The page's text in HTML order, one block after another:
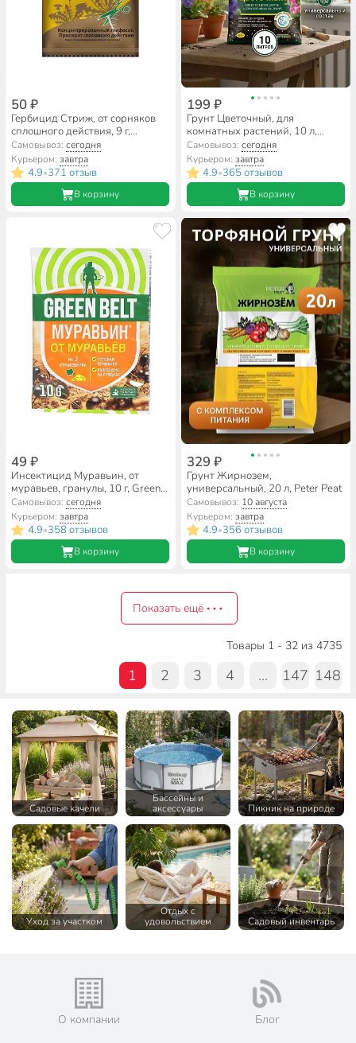
50 ₽
Гербицид Стриж, от сорняков
сплошного действия, 9 г,
Зеленая аптека Садовода
Самовывоз:сегодня
Курьером:завтра
4.9•371 отзыв
В корзину
199 ₽
Грунт Цветочный, для
комнатных растений, 10 л,
Фаско
Самовывоз: сегодня
Курьером: завтра
4.9•365 отзывов
В корзину
49 ₽
Инсектицид Муравьин, от
муравьев, гранулы, 10 г, Green
Belt
Самовывоз:сегодня
Курьером:завтра
4.9•358 отзывов
В корзину
329 ₽
Грунт Жирнозем,
универсальный, 20 л, Peter Peat
Самовывоз: 10 августа
Курьером: завтра
4.9•356 отзывов
В корзину
Показать ещё
Товары 1 - 32 из 4735
1 2 3 4 ... 147 148
Садовые качели
Бассейны и
аксессуары
Пикник на природе
Уход за участком
Отдых с
удовольствием
Садовый инвентарь
О компании Блог